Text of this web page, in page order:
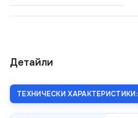
Детайли
ТЕХНИЧЕСКИ ХАРАКТЕРИСТИКИ: